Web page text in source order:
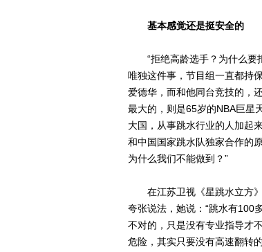
基本感觉还是挺安全的
“拒绝高龄选手？为什么要
唯独这件事，节目组一直都持
爱德华，而和他同台竞技的，
最大的，则是65岁的NBA巨星
大国，从事跳水行业的人加起
和中国国家跳水队独家合作的
为什么我们不能做到？”
在江苏卫视《星跳水立方》
夸张说法，她说：“跳水有100
不对的，只是没有专业指导才
危险，其实只要没有高速翻转